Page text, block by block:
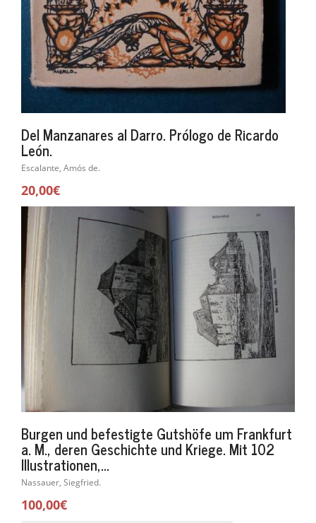
Del Manzanares al Darro. Prólogo de Ricardo
León.
Escalante, Amós de.
20,00€
Burgen und befestigte Gutshöfe um Frankfurt
a. M., deren Geschichte und Kriege. Mit 102
Illustrationen,...
Nassauer, Siegfried.
100,00€